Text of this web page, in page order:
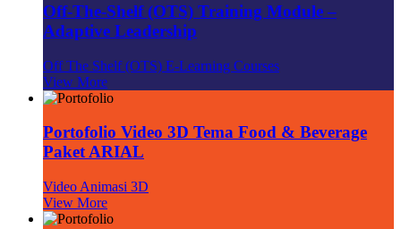
Off-The-Shelf (OTS) Training Module –
Adaptive Leadership
Off The Shelf (OTS) E-Learning Courses
View More
Portofolio Video 3D Tema Food & Beverage
Paket ARIAL
Video Animasi 3D
View More